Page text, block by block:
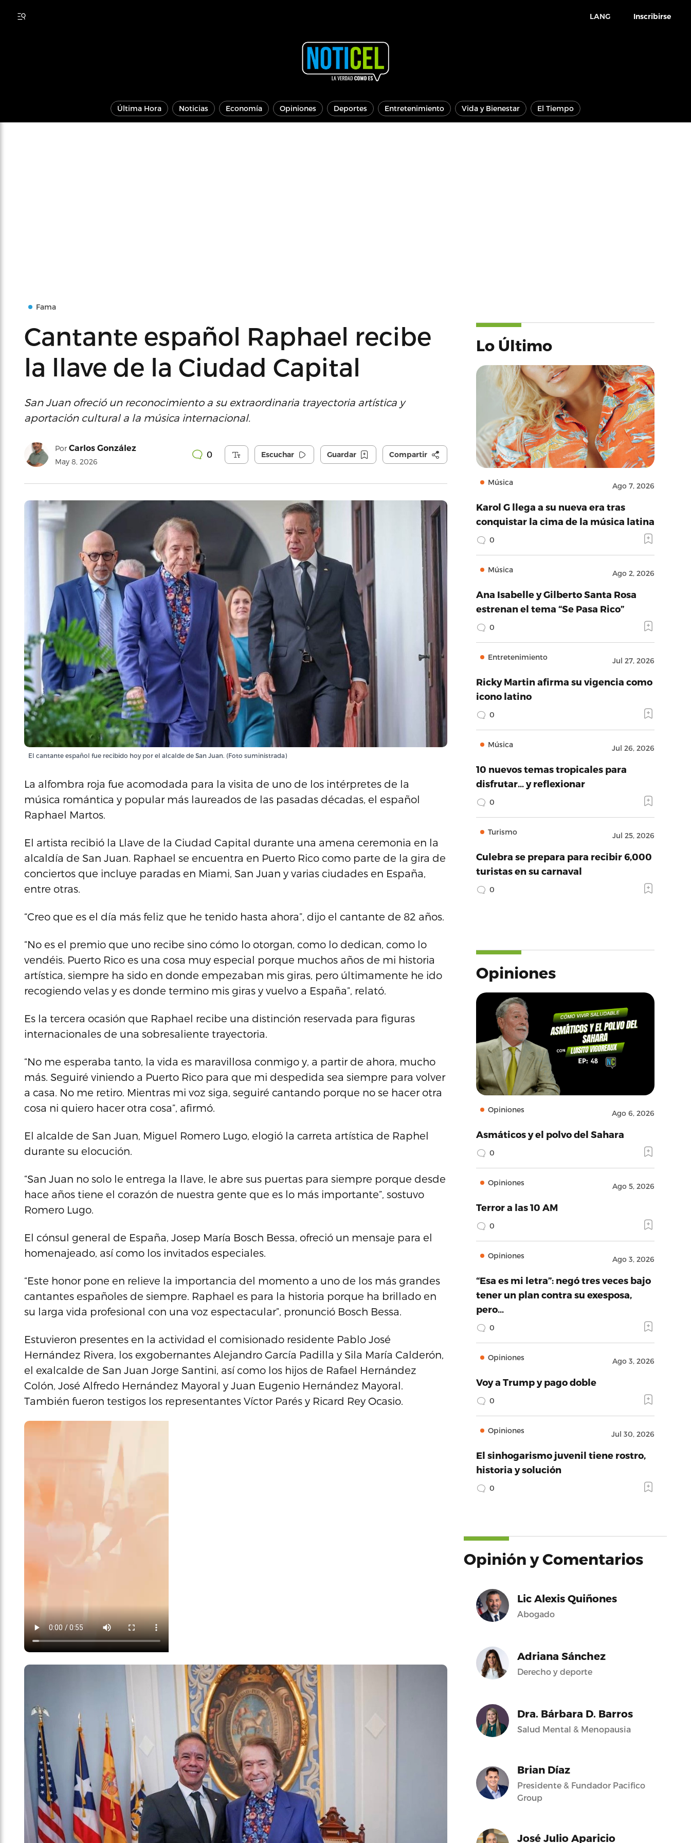
LANG Inscribirse
Última Hora Noticias Economía Opiniones Deportes Entretenimiento Vida y Bienestar El Tiempo
Fama
Cantante español Raphael recibe
la llave de la Ciudad Capital
San Juan ofreció un reconocimiento a su extraordinaria trayectoria artística y
aportación cultural a la música internacional.
Por Carlos González
May 8, 2026
0 Escuchar Guardar Compartir
El cantante español fue recibido hoy por el alcalde de San Juan. (Foto suministrada)
La alfombra roja fue acomodada para la visita de uno de los intérpretes de la
música romántica y popular más laureados de las pasadas décadas, el español
Raphael Martos.
El artista recibió la Llave de la Ciudad Capital durante una amena ceremonia en la
alcaldía de San Juan. Raphael se encuentra en Puerto Rico como parte de la gira de
conciertos que incluye paradas en Miami, San Juan y varias ciudades en España,
entre otras.
“Creo que es el día más feliz que he tenido hasta ahora”, dijo el cantante de 82 años.
“No es el premio que uno recibe sino cómo lo otorgan, como lo dedican, como lo
vendéis. Puerto Rico es una cosa muy especial porque muchos años de mi historia
artística, siempre ha sido en donde empezaban mis giras, pero últimamente he ido
recogiendo velas y es donde termino mis giras y vuelvo a España”, relató.
Es la tercera ocasión que Raphael recibe una distinción reservada para figuras
internacionales de una sobresaliente trayectoria.
“No me esperaba tanto, la vida es maravillosa conmigo y, a partir de ahora, mucho
más. Seguiré viniendo a Puerto Rico para que mi despedida sea siempre para volver
a casa. No me retiro. Mientras mi voz siga, seguiré cantando porque no se hacer otra
cosa ni quiero hacer otra cosa”, afirmó.
El alcalde de San Juan, Miguel Romero Lugo, elogió la carreta artística de Raphel
durante su elocución.
“San Juan no solo le entrega la llave, le abre sus puertas para siempre porque desde
hace años tiene el corazón de nuestra gente que es lo más importante”, sostuvo
Romero Lugo.
El cónsul general de España, Josep María Bosch Bessa, ofreció un mensaje para el
homenajeado, así como los invitados especiales.
“Este honor pone en relieve la importancia del momento a uno de los más grandes
cantantes españoles de siempre. Raphael es para la historia porque ha brillado en
su larga vida profesional con una voz espectacular”, pronunció Bosch Bessa.
Estuvieron presentes en la actividad el comisionado residente Pablo José
Hernández Rivera, los exgobernantes Alejandro García Padilla y Sila María Calderón,
el exalcalde de San Juan Jorge Santini, así como los hijos de Rafael Hernández
Colón, José Alfredo Hernández Mayoral y Juan Eugenio Hernández Mayoral.
También fueron testigos los representantes Víctor Parés y Ricard Rey Ocasio.
Lo Último
Música Ago 7, 2026
Karol G llega a su nueva era tras
conquistar la cima de la música latina
0
Música Ago 2, 2026
Ana Isabelle y Gilberto Santa Rosa
estrenan el tema “Se Pasa Rico”
0
Entretenimiento Jul 27, 2026
Ricky Martin afirma su vigencia como
icono latino
0
Música Jul 26, 2026
10 nuevos temas tropicales para
disfrutar… y reflexionar
0
Turismo Jul 25, 2026
Culebra se prepara para recibir 6,000
turistas en su carnaval
0
Opiniones
Opiniones Ago 6, 2026
Asmáticos y el polvo del Sahara
0
Opiniones Ago 5, 2026
Terror a las 10 AM
0
Opiniones Ago 3, 2026
“Esa es mi letra”: negó tres veces bajo
tener un plan contra su exesposa,
pero…
0
Opiniones Ago 3, 2026
Voy a Trump y pago doble
0
Opiniones Jul 30, 2026
El sinhogarismo juvenil tiene rostro,
historia y solución
0
Opinión y Comentarios
Lic Alexis Quiñones
Abogado
Adriana Sánchez
Derecho y deporte
Dra. Bárbara D. Barros
Salud Mental & Menopausia
Brian Díaz
Presidente & Fundador Pacifico
Group
José Julio Aparicio